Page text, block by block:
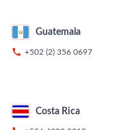
Guatemala
 +502 (2) 356 0697
Costa Rica